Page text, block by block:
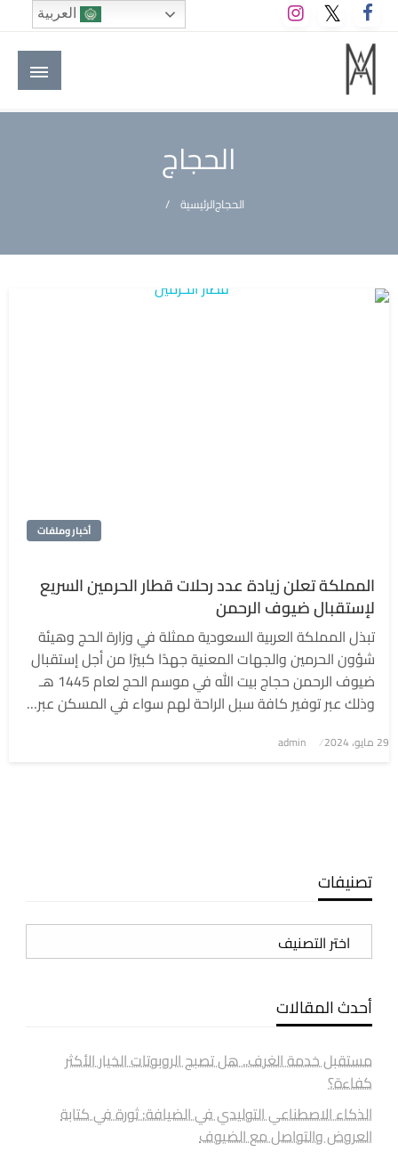
التخطي
إلى
المحتوى
M A hotels | إم ايه هوتيلز
الموقع الأول للعاملين في الفنادق في العالم العربي
الحجاج
الرئيسيةالحجاج
أخبار وملفات
المملكة تعلن زيادة عدد رحلات قطار الحرمين السريع
لإستقبال ضيوف الرحمن
تبذل المملكة العربية السعودية ممثلة في وزارة الحج وهيئة
شؤون الحرمين والجهات المعنية جهدًا كبيرًا من أجل إستقبال
ضيوف الرحمن حجاج بيت الله في موسم الحج لعام 1445 هـ
وذلك عبر توفير كافة سبل الراحة لهم سواء في المسكن عبر…
نُشر
29 مايو، 2024 admin
تصنيفات
تصنيفات
أحدث المقالات
مستقبل خدمة الغرف.. هل تصبح الروبوتات الخيار الأكثر
كفاءة؟
الذكاء الاصطناعي التوليدي في الضيافة: ثورة في كتابة
العروض والتواصل مع الضيوف
العربية